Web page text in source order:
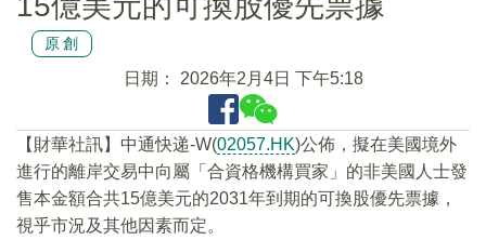
原創
日期： 2026年2月4日 下午5:18
【財華社訊】中通快递-W(02057.HK)公佈，擬在美國境外
進行的離岸交易中向屬「合資格機構買家」的非美國人士發
售本金額合共15億美元的2031年到期的可換股優先票據，
視乎市況及其他因素而定。